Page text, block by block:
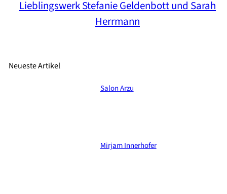
Lieblingswerk Stefanie Geldenbott und Sarah
Herrmann
Neueste Artikel
Salon Arzu
Mirjam Innerhofer